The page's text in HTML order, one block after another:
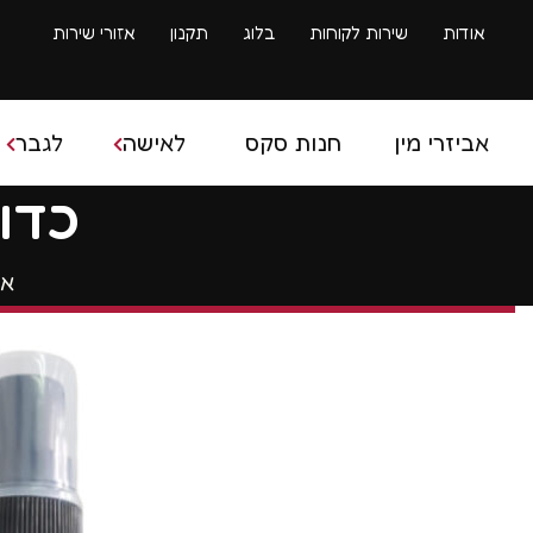
אודות שירות לקוחות בלוג תקנון אזורי שירות
אביזרי מין חנות סקס לאישה לגבר
בובת